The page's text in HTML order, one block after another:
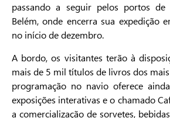
passando a seguir pelos portos de
Belém, onde encerra sua expedição
no início de dezembro.
A bordo, os visitantes terão à
mais de 5 mil títulos de livros dos
programação no navio oferece
exposições interativas e o chamado
a comercialização de sorvetes,